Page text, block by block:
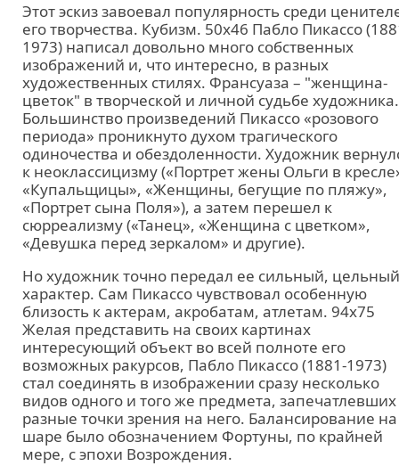
Этот эскиз завоевал популярность среди
его творчества. Кубизм. 50х46 Пабло Пикассо
1973) написал довольно много собственных
изображений и, что интересно, в разных
художественных стилях. Франсуаза – "женщина-
цветок" в творческой и личной судьбе художника.
Большинство произведений Пикассо «розового
периода» проникнуто духом трагического
одиночества и обездоленности. Художник
к неоклассицизму («Портрет жены Ольги в
«Купальщицы», «Женщины, бегущие по пляжу»,
«Портрет сына Поля»), а затем перешел к
сюрреализму («Танец», «Женщина с цветком»,
«Девушка перед зеркалом» и другие).
Но художник точно передал ее сильный, цельный
характер. Сам Пикассо чувствовал особенную
близость к актерам, акробатам, атлетам. 94х75
Желая представить на своих картинах
интересующий объект во всей полноте его
возможных ракурсов, Пабло Пикассо (1881-1973)
стал соединять в изображении сразу несколько
видов одного и того же предмета, запечатлевших
разные точки зрения на него. Балансирование на
шаре было обозначением Фортуны, по крайней
мере, с эпохи Возрождения.